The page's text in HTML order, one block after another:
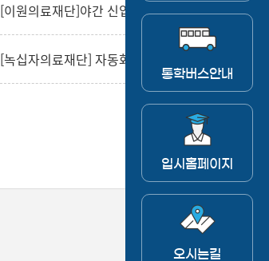
[이원의료재단]야간 신입 임상병리사(진단검사분야)채용공고
[녹십자의료재단] 자동화검사2팀 임상병리사 계약직 채용
통학버스안내
입시홈페이지
오시는길